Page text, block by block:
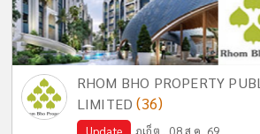
RHOM BHO PROPERTY
LIMITED(36)
Update ภูเก็ต , 08 ส.ค. 69